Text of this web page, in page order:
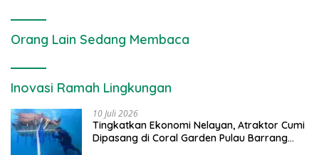
Orang Lain Sedang Membaca
Inovasi Ramah Lingkungan
10 Juli 2026
Tingkatkan Ekonomi Nelayan, Atraktor Cumi
Dipasang di Coral Garden Pulau Barrang